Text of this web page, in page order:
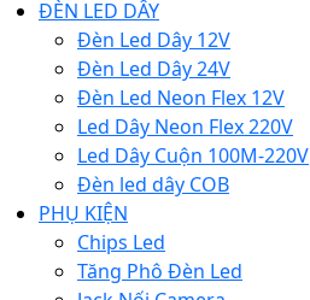
ĐÈN LED DÂY
Đèn Led Dây 12V
Đèn Led Dây 24V
Đèn Led Neon Flex 12V
Led Dây Neon Flex 220V
Led Dây Cuộn 100M-220V
Đèn led dây COB
PHỤ KIỆN
Chips Led
Tăng Phô Đèn Led